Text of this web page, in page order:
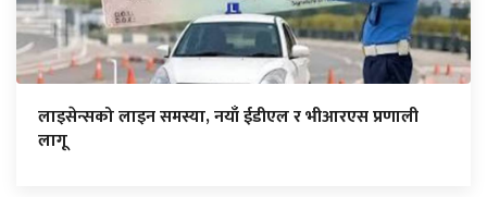
लाइसेन्सको लाइन समस्या, नयाँ ईडीएल र भीआरएस प्रणाली
लागू